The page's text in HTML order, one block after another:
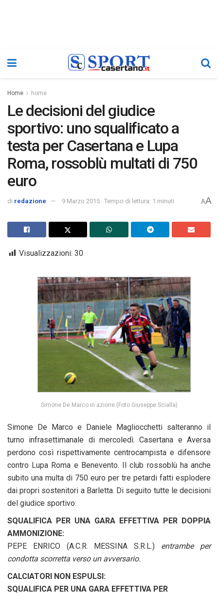
Home home
Le decisioni del giudice
sportivo: uno squalificato a
testa per Casertana e Lupa
Roma, rossoblù multati di 750
euro
di redazione 9 Marzo 2015 Tempo di lettura: 1 minuti AA
Visualizzazioni: 30
Simone De Marco in azione (Foto Giuseppe Scialla)
Simone De Marco e Daniele Magliocchetti salteranno il
turno infrasettimanale di mercoledì. Casertana e Aversa
perdono così rispettivamente centrocampista e difensore
contro Lupa Roma e Benevento. Il club rossoblù ha anche
subito una multa di 750 euro per tre petardi fatti esplodere
dai propri sostenitori a Barletta. Di seguito tutte le decisioni
del giudice sportivo:
SQUALIFICA PER UNA GARA EFFETTIVA PER DOPPIA
AMMONIZIONE:
PEPE ENRICO (A.C.R. MESSINA S.R.L.) entrambe per
condotta scorretta verso un avversario.
CALCIATORI NON ESPULSI:
SQUALIFICA PER UNA GARA EFFETTIVA PER